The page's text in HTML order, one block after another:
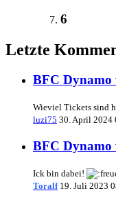
6
Letzte
BFC Dynamo
Wieviel Tickets sind
luzi75 30. April 2024
BFC Dynamo
Ick bin dabei!
Toralf 19. Juli 2023